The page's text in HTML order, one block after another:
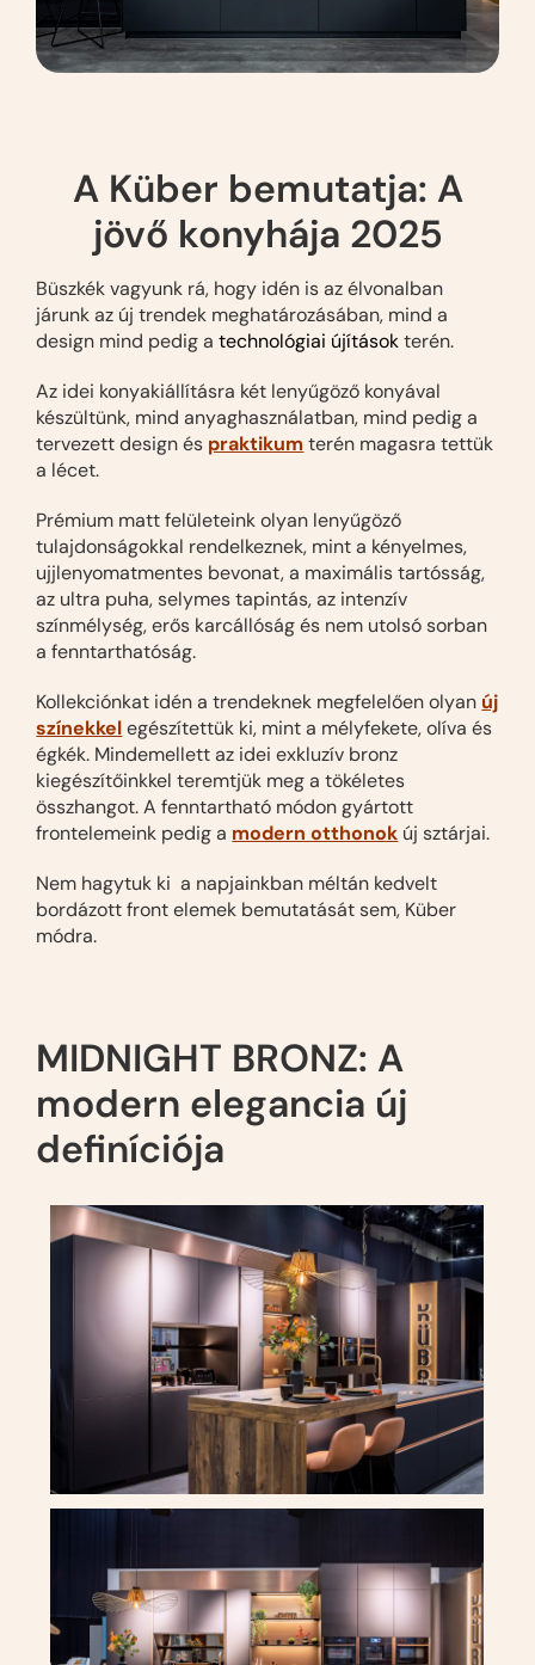
A Küber bemutatja: A
jövő konyhája 2025
Büszkék vagyunk rá, hogy idén is az élvonalban
járunk az új trendek meghatározásában, mind a
design mind pedig atechnológiai újításokterén.
Az idei konyakiállításra két lenyűgöző konyával
készültünk, mind anyaghasználatban, mind pedig a
tervezett design és praktikum terén magasra tettük
a lécet.
Prémium matt felületeink olyan lenyűgöző
tulajdonságokkal rendelkeznek, mint a kényelmes,
ujjlenyomatmentes bevonat, a maximális tartósság,
az ultra puha, selymes tapintás, az intenzív
színmélység, erős karcállóság és nem utolsó sorban
a fenntarthatóság.
Kollekciónkat idén a trendeknek megfelelően olyan új
színekkelegészítettük ki, mint a mélyfekete, olíva és
égkék. Mindemellett az idei exkluzív bronz
kiegészítőinkkel teremtjük meg a tökéletes
összhangot. A fenntartható módon gyártott
frontelemeink pedig a modern otthonok új sztárjai.
Nem hagytuk ki a napjainkban méltán kedvelt
bordázott front elemek bemutatását sem, Küber
módra.
MIDNIGHT BRONZ: A
modern elegancia új
definíciója